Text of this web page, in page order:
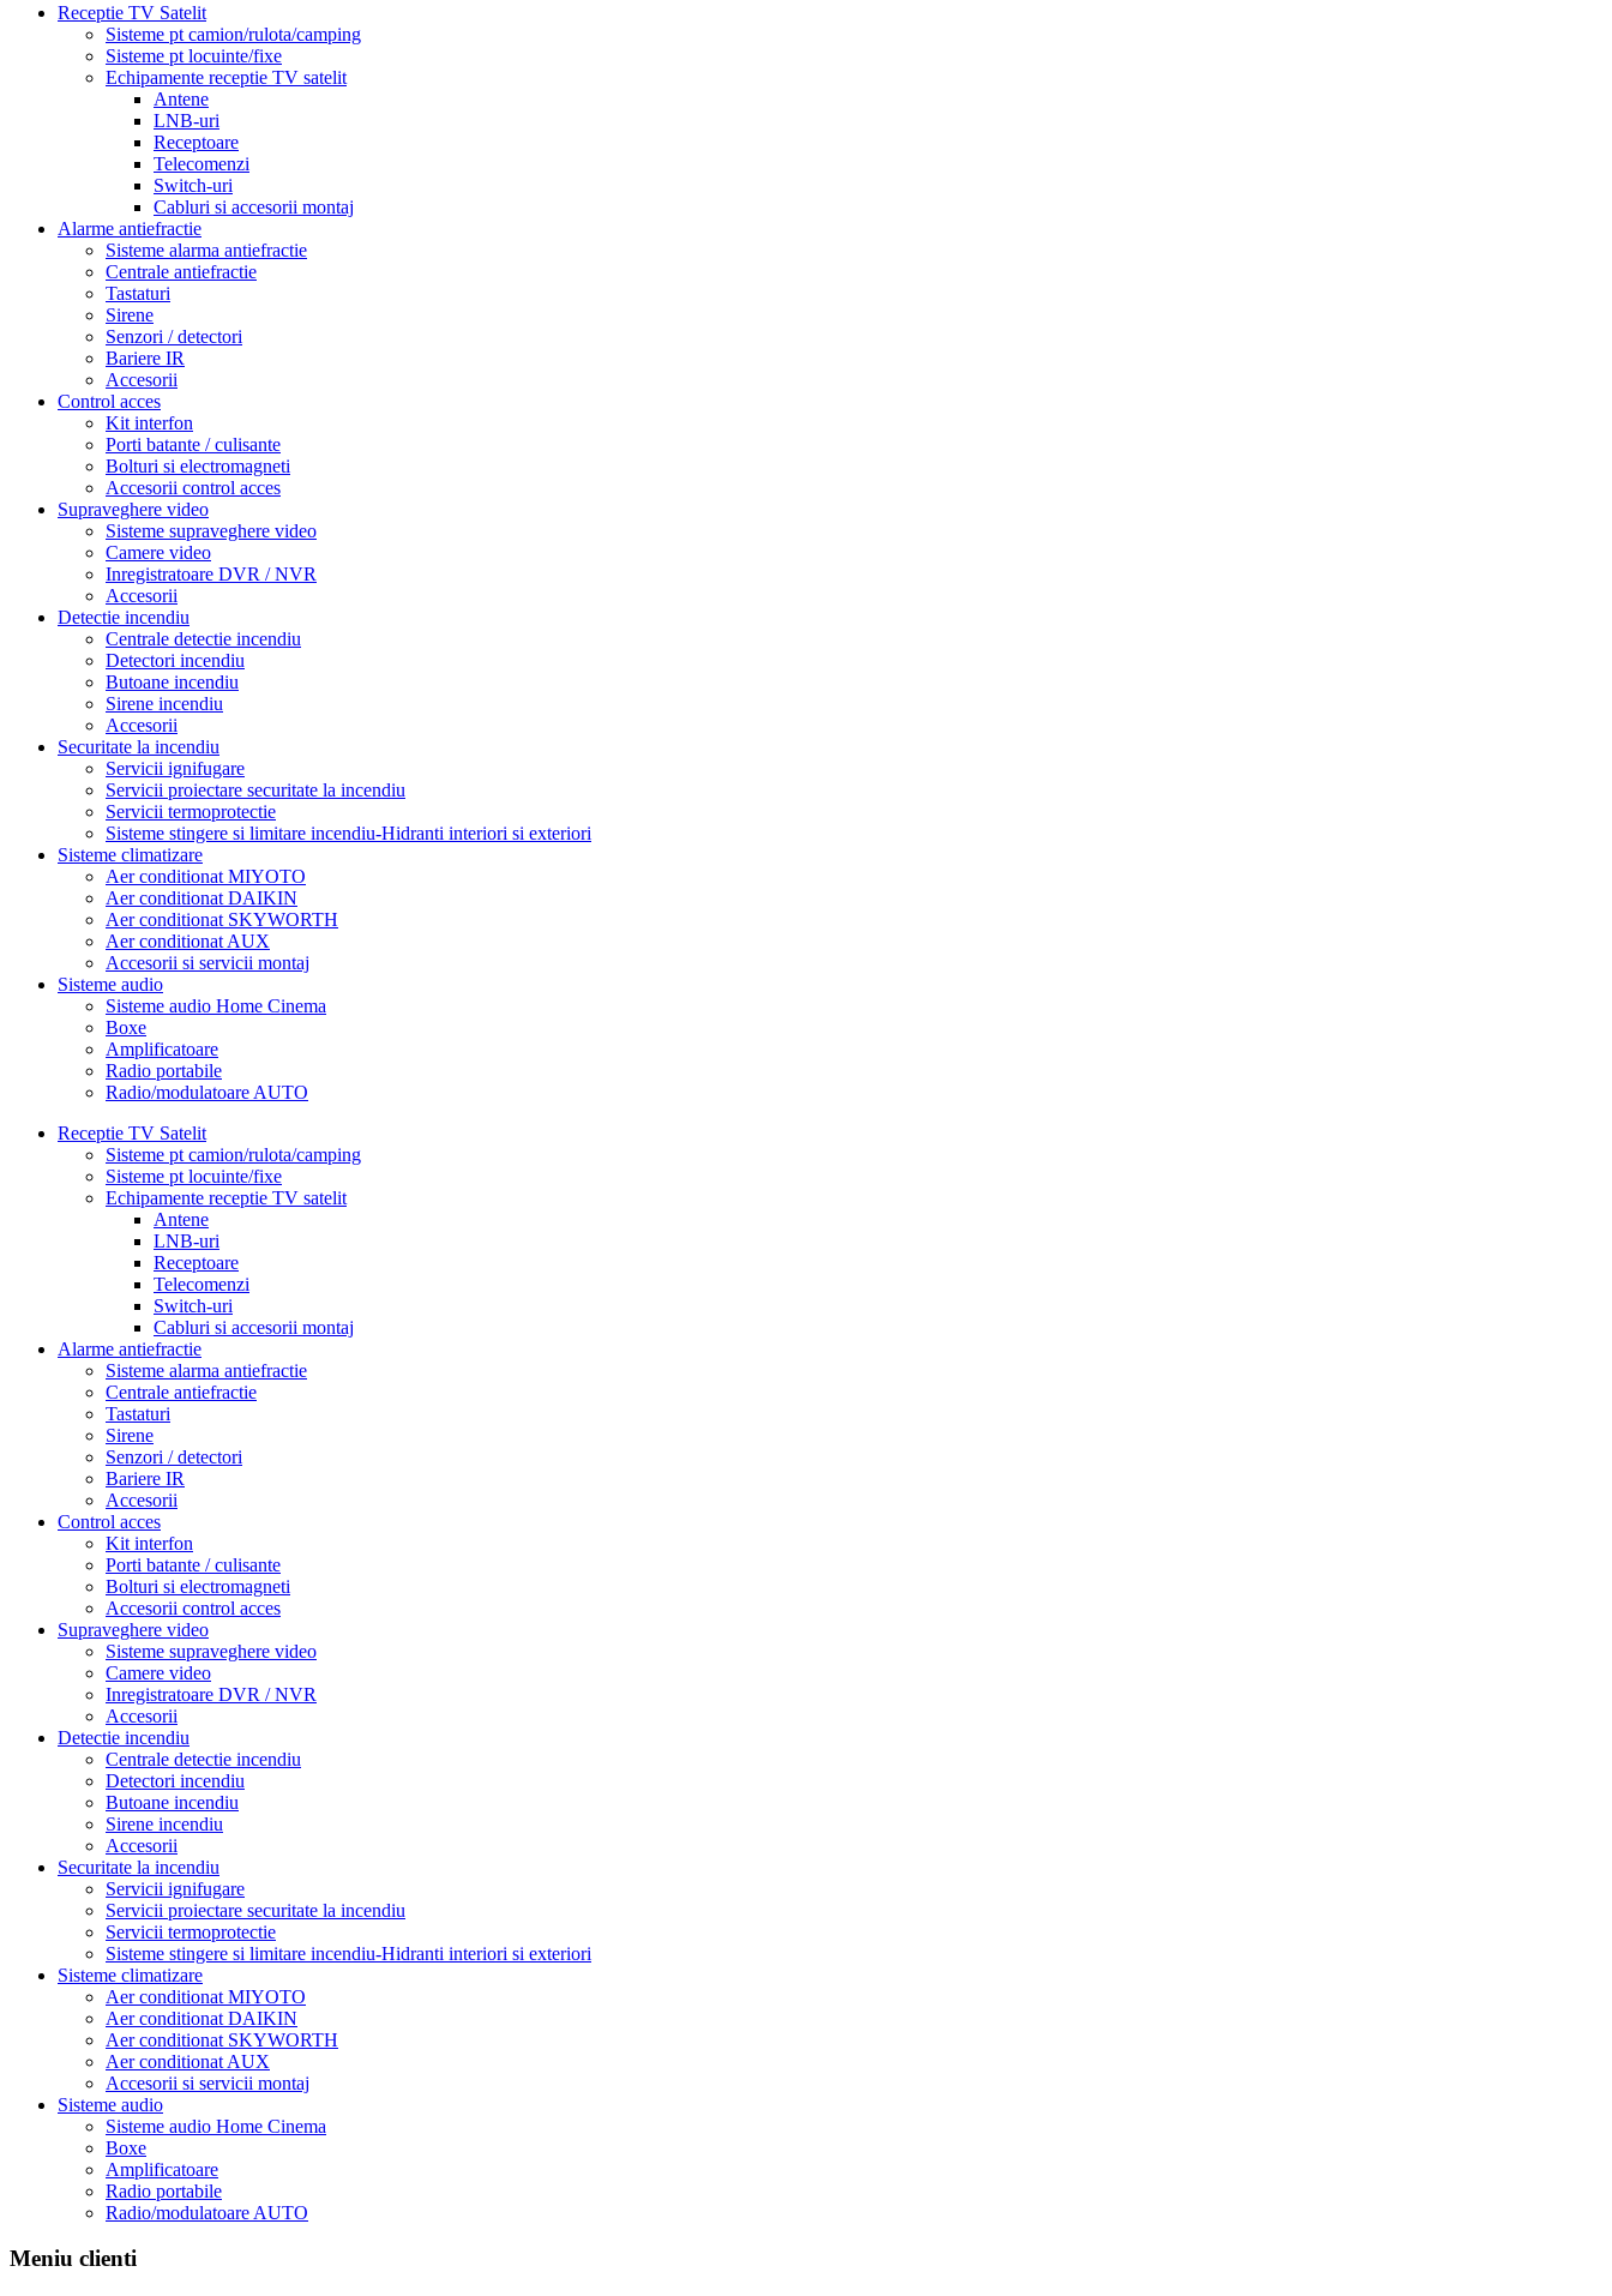
Receptie TV Satelit
Sisteme pt camion/rulota/camping
Sisteme pt locuinte/fixe
Echipamente receptie TV satelit
Antene
LNB-uri
Receptoare
Telecomenzi
Switch-uri
Cabluri si accesorii montaj
Alarme antiefractie
Sisteme alarma antiefractie
Centrale antiefractie
Tastaturi
Sirene
Senzori / detectori
Bariere IR
Accesorii
Control acces
Kit interfon
Porti batante / culisante
Bolturi si electromagneti
Accesorii control acces
Supraveghere video
Sisteme supraveghere video
Camere video
Inregistratoare DVR / NVR
Accesorii
Detectie incendiu
Centrale detectie incendiu
Detectori incendiu
Butoane incendiu
Sirene incendiu
Accesorii
Securitate la incendiu
Servicii ignifugare
Servicii proiectare securitate la incendiu
Servicii termoprotectie
Sisteme stingere si limitare incendiu-Hidranti interiori si exteriori
Sisteme climatizare
Aer conditionat MIYOTO
Aer conditionat DAIKIN
Aer conditionat SKYWORTH
Aer conditionat AUX
Accesorii si servicii montaj
Sisteme audio
Sisteme audio Home Cinema
Boxe
Amplificatoare
Radio portabile
Radio/modulatoare AUTO
Receptie TV Satelit
Sisteme pt camion/rulota/camping
Sisteme pt locuinte/fixe
Echipamente receptie TV satelit
Antene
LNB-uri
Receptoare
Telecomenzi
Switch-uri
Cabluri si accesorii montaj
Alarme antiefractie
Sisteme alarma antiefractie
Centrale antiefractie
Tastaturi
Sirene
Senzori / detectori
Bariere IR
Accesorii
Control acces
Kit interfon
Porti batante / culisante
Bolturi si electromagneti
Accesorii control acces
Supraveghere video
Sisteme supraveghere video
Camere video
Inregistratoare DVR / NVR
Accesorii
Detectie incendiu
Centrale detectie incendiu
Detectori incendiu
Butoane incendiu
Sirene incendiu
Accesorii
Securitate la incendiu
Servicii ignifugare
Servicii proiectare securitate la incendiu
Servicii termoprotectie
Sisteme stingere si limitare incendiu-Hidranti interiori si exteriori
Sisteme climatizare
Aer conditionat MIYOTO
Aer conditionat DAIKIN
Aer conditionat SKYWORTH
Aer conditionat AUX
Accesorii si servicii montaj
Sisteme audio
Sisteme audio Home Cinema
Boxe
Amplificatoare
Radio portabile
Radio/modulatoare AUTO
Meniu clienti